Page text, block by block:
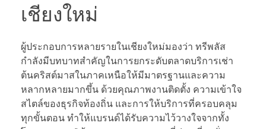
เชียงใหม่
ผู้ประกอบการหลายรายในเชียงใหม่มองว่า ทรีพลัส
กำลังมีบทบาทสำคัญในการยกระดับตลาดบริการเช่า
ต้นคริสต์มาสในภาคเหนือให้มีมาตรฐานและความ
หลากหลายมากขึ้น ด้วยคุณภาพงานติดตั้ง ความเข้าใจ
สไตล์ของธุรกิจท้องถิ่น และการให้บริการที่ครอบคลุม
ทุกขั้นตอน ทำให้แบรนด์ได้รับความไว้วางใจจากทั้ง